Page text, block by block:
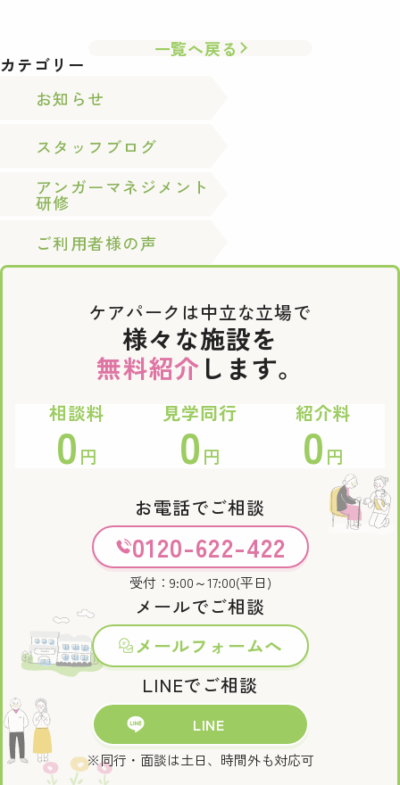
一覧へ戻る
カテゴリー
お知らせ
スタッフブログ
アンガーマネジメント
研修
ご利用者様の声
ケアパークは中立な立場で
様々な施設を
無料紹介 します。
相談料
0 円
見学同行
0 円
紹介料
0 円
お電話でご相談
0120-622-422
受付：9:00～17:00(平日)
メールでご相談
メールフォームへ
LINEでご相談
LINE
※同行・面談は土日、時間外も対応可